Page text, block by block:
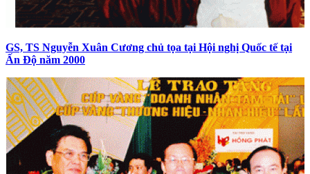
GS, TS Nguyễn Xuân Cương chủ tọa tại Hội nghị Quốc tế tại
Ấn Độ năm 2000